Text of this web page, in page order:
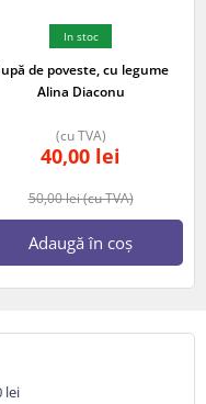
In stoc
de poveste, cu legume
Alina Diaconu
50,00lei(cu TVA)
40,00 lei
(cu TVA)
Adaugă în coș
lei